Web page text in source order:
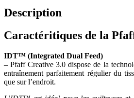
Description
Caractéritiques de la
IDT™ (Integrated Dual Feed)
– Pfaff Creative 3.0 dispose de la
entraînement parfaitement régulier du
que sur l’endroit.